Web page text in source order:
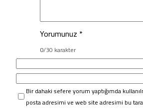
Yorumunuz *
0/30 karakter
Bir dahaki sefere yorum yaptığımda
posta adresimi ve web site adresimi bu